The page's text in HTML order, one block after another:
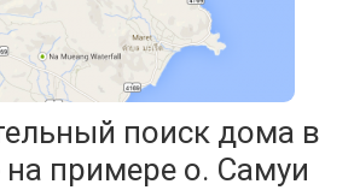
поиск дома в
примере о. Самуи